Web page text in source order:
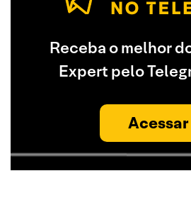
Receba o melhor
Expert pelo
Acessar